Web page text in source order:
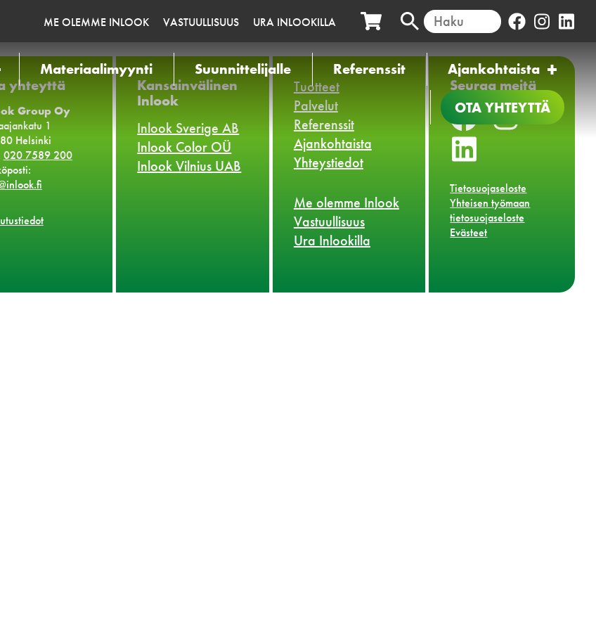
ME OLEMME INLOOK VASTUULLISUUS URA INLOOKILLA
Materiaalimyynti Suunnittelijalle Referenssit Ajankohtaista
OTA YHTEYTTÄ
yhteyttä
Group Oy
1
Helsinki
020 7589 200
Kansainvälinen
Inlook
Inlook Sverige AB
Inlook Color OÜ
Inlook Vilnius UAB
Tuotteet
Palvelut
Referenssit
Ajankohtaista
Yhteystiedot
Me olemme Inlook
Vastuullisuus
Ura Inlookilla
Seuraa meitä
Tietosuojaseloste
Yhteisen työmaan
tietosuojaseloste
Evästeet